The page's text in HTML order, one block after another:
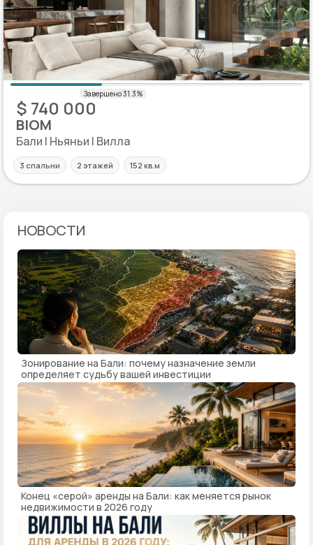
$ 740 000
BIOM
Бали | Ньяньи | Вилла
3 спальни 2 этажей 152 кв.м
НОВОСТИ
Зонирование на Бали: почему назначение земли
определяет судьбу вашей инвестиции
Конец «серой» аренды на Бали: как меняется рынок
недвижимости в 2026 году